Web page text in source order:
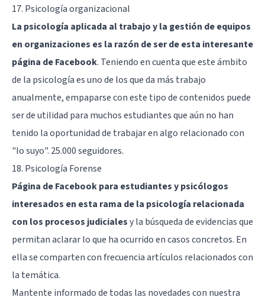
17. Psicología organizacional
La psicología aplicada al trabajo y la gestión de equipos
en organizaciones es la razón de ser de esta interesante
página de Facebook. Teniendo en cuenta que este ámbito
de la psicología es uno de los que da más trabajo
anualmente, empaparse con este tipo de contenidos puede
ser de utilidad para muchos estudiantes que aún no han
tenido la oportunidad de trabajar en algo relacionado con
"lo suyo". 25.000 seguidores.
18. Psicología Forense
Página de Facebook para estudiantes y psicólogos
interesados en esta rama de la psicología relacionada
con los procesos judicialesy la búsqueda de evidencias que
permitan aclarar lo que ha ocurrido en casos concretos. En
ella se comparten con frecuencia artículos relacionados con
la temática.
Mantente informado de todas las novedades con nuestra